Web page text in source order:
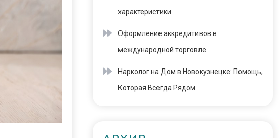
характеристики
Оформление аккредитивов в
международной торговле
Нарколог на Дом в Новокузнецке: Помощь,
Которая Всегда Рядом